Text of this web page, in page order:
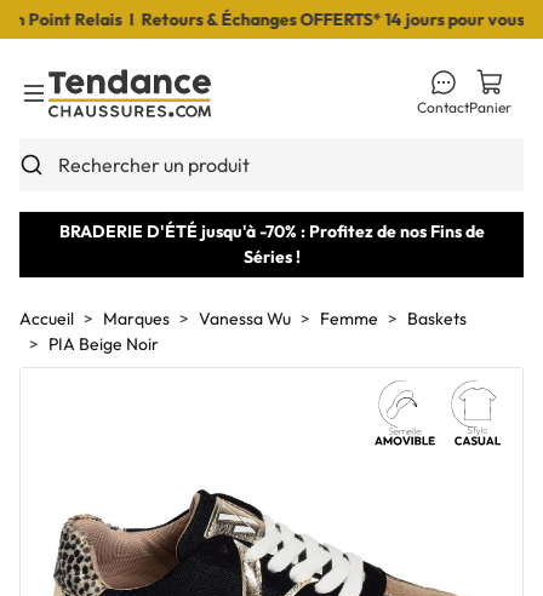
Relais I Retours & Échanges OFFERTS* 14 jours pour vous
Toggle Menu
Rechercher un produit
ContactPanier
BRADERIE D'ÉTÉ jusqu'à -70% : Profitez de nos Fins de
Séries !
Accueil Marques Vanessa Wu Femme
Baskets
PIA Beige Noir